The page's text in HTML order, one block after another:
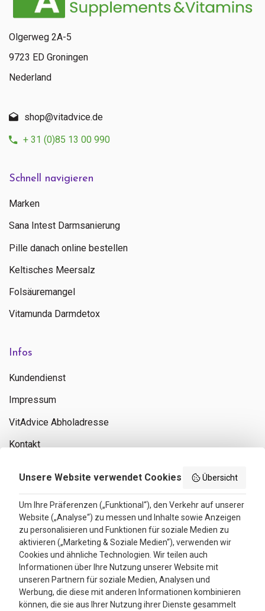
Schnell navigieren
Marken
Sana Intest Darmsanierung
Pille danach online bestellen
Keltisches Meersalz
Folsäuremangel
Vitamunda Darmdetox
Infos
Kundendienst
Impressum
VitAdvice Abholadresse
Kontakt
Bewertungen
4.3
Google Reviews
Olgerweg 2A-5
9723 ED Groningen
Nederland
shop@vitadvice.de
+ 31 (0)85 13 00 990
Unsere Website verwendet Cookies Übersicht
Um Ihre Präferenzen („Funktional“), den Verkehr auf unserer
Website („Analyse“) zu messen und Inhalte sowie Anzeigen
zu personalisieren und Funktionen für soziale Medien zu
aktivieren („Marketing & Soziale Medien“), verwenden wir
Cookies und ähnliche Technologien. Wir teilen auch
Informationen über Ihre Nutzung unserer Website mit
unseren Partnern für soziale Medien, Analysen und
Werbung, die diese mit anderen Informationen kombinieren
können, die sie aus Ihrer Nutzung ihrer Dienste gesammelt